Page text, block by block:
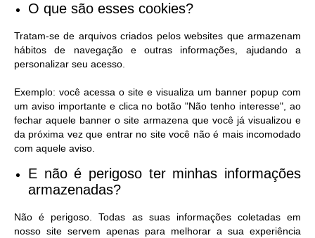
O que são esses cookies?
Tratam-se de arquivos criados pelos websites que armazenam
hábitos de navegação e outras informações, ajudando a
personalizar seu acesso.
Exemplo: você acessa o site e visualiza um banner popup com
um aviso importante e clica no botão "Não tenho interesse", ao
fechar aquele banner o site armazena que você já visualizou e
da próxima vez que entrar no site você não é mais incomodado
com aquele aviso.
E não é perigoso ter minhas informações
armazenadas?
Não é perigoso. Todas as suas informações coletadas em
nosso site servem apenas para melhorar a sua experiência